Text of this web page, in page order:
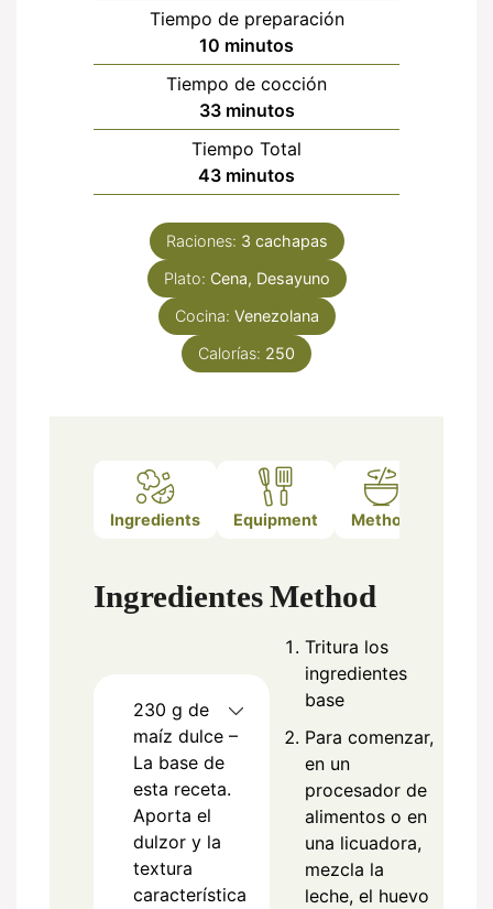
Tiempo de preparación
10 minutos
minutos
Tiempo de cocción
33minutos
minutos
Tiempo Total
43minutos
minutos
Raciones: 3 cachapas
Plato: Cena, Desayuno
Cocina: Venezolana
Calorías: 250
Ingredients Equipment Method
Ingredientes
230 g de
maíz dulce –
La base de
esta receta.
Aporta el
dulzor y la
textura
característica
Method
Tritura los
ingredientes
base
Para comenzar,
en un
procesador de
alimentos o en
una licuadora,
mezcla la
leche, el huevo